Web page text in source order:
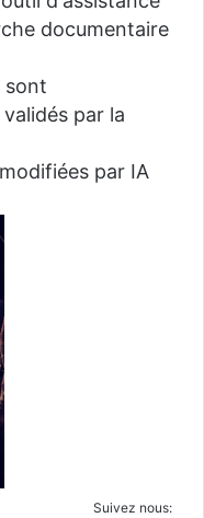
documentaire
sont
par la
par IA
Suivez nous: